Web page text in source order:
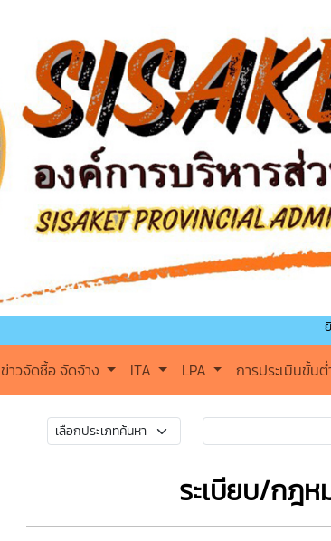
ยินดีต้อนรับ
ข่าวจัดซื้อ จัดจ้าง ITA LPA การประเมินขั้นต่
ระเบียบ/กฎห